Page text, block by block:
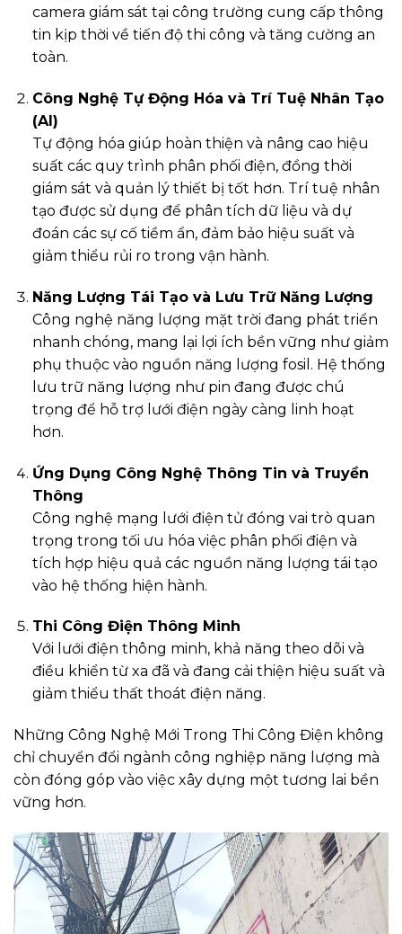
camera giám sát tại công trường cung cấp thông
tin kịp thời về tiến độ thi công và tăng cường an
toàn.
Công Nghệ Tự Động Hóa và Trí Tuệ Nhân Tạo
(AI)
Tự động hóa giúp hoàn thiện và nâng cao hiệu
suất các quy trình phân phối điện, đồng thời
giám sát và quản lý thiết bị tốt hơn. Trí tuệ nhân
tạo được sử dụng để phân tích dữ liệu và dự
đoán các sự cố tiềm ẩn, đảm bảo hiệu suất và
giảm thiểu rủi ro trong vận hành.
Năng Lượng Tái Tạo và Lưu Trữ Năng Lượng
Công nghệ năng lượng mặt trời đang phát triển
nhanh chóng, mang lại lợi ích bền vững như giảm
phụ thuộc vào nguồn năng lượng fosil. Hệ thống
lưu trữ năng lượng như pin đang được chú
trọng để hỗ trợ lưới điện ngày càng linh hoạt
hơn.
Ứng Dụng Công Nghệ Thông Tin và Truyền
Thông
Công nghệ mạng lưới điện tử đóng vai trò quan
trọng trong tối ưu hóa việc phân phối điện và
tích hợp hiệu quả các nguồn năng lượng tái tạo
vào hệ thống hiện hành.
Thi Công Điện Thông Minh
Với lưới điện thông minh, khả năng theo dõi và
điều khiển từ xa đã và đang cải thiện hiệu suất và
giảm thiểu thất thoát điện năng.
Những Công Nghệ Mới Trong Thi Công Điện không
chỉ chuyển đổi ngành công nghiệp năng lượng mà
còn đóng góp vào việc xây dựng một tương lai bền
vững hơn.